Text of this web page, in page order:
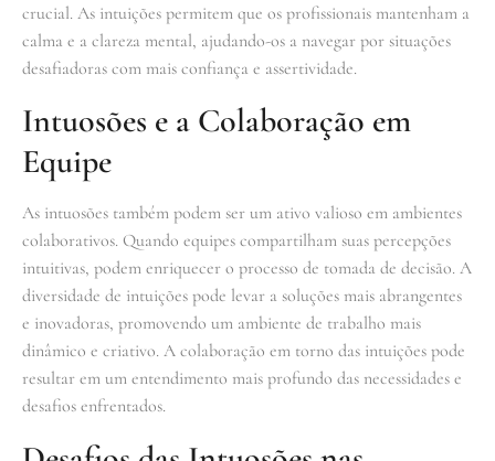
crucial. As intuições permitem que os profissionais mantenham a
calma e a clareza mental, ajudando-os a navegar por situações
desafiadoras com mais confiança e assertividade.
Intuosões e a Colaboração em
Equipe
As intuosões também podem ser um ativo valioso em ambientes
colaborativos. Quando equipes compartilham suas percepções
intuitivas, podem enriquecer o processo de tomada de decisão. A
diversidade de intuições pode levar a soluções mais abrangentes
e inovadoras, promovendo um ambiente de trabalho mais
dinâmico e criativo. A colaboração em torno das intuições pode
resultar em um entendimento mais profundo das necessidades e
desafios enfrentados.